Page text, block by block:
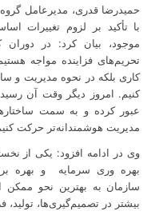
حمیدرضا قدری، مدیرعامل
با تأکید بر لزوم تغییرات
موجود، بیان کرد: در
تحریم‌های فزاینده مواجه
کاری بلکه در نحوه مدیریت و
کنیم. امروز دیگر وقت آن
عبور کرده و به سمت
مدیریت هوشمندانه‌تر حرکت
وی در ادامه افزود: یکی از
بهره وری سرمایه و بهره
سازمان به بهترین نحو ممکن
بیشتر در تصمیم‌گیری‌ها، تولید،